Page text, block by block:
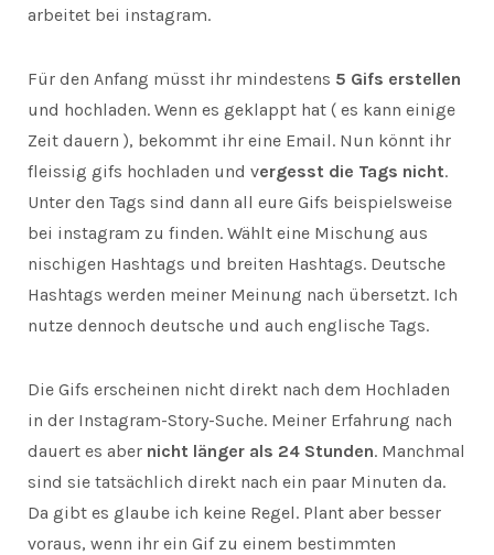
arbeitet bei instagram.
Für den Anfang müsst ihr mindestens 5 Gifs erstellen
und hochladen. Wenn es geklappt hat ( es kann einige
Zeit dauern ), bekommt ihr eine Email. Nun könnt ihr
fleissig gifs hochladen und vergesst die Tags nicht.
Unter den Tags sind dann all eure Gifs beispielsweise
bei instagram zu finden. Wählt eine Mischung aus
nischigen Hashtags und breiten Hashtags. Deutsche
Hashtags werden meiner Meinung nach übersetzt. Ich
nutze dennoch deutsche und auch englische Tags.
Die Gifs erscheinen nicht direkt nach dem Hochladen
in der Instagram-Story-Suche. Meiner Erfahrung nach
dauert es aber nicht länger als 24 Stunden. Manchmal
sind sie tatsächlich direkt nach ein paar Minuten da.
Da gibt es glaube ich keine Regel. Plant aber besser
voraus, wenn ihr ein Gif zu einem bestimmten